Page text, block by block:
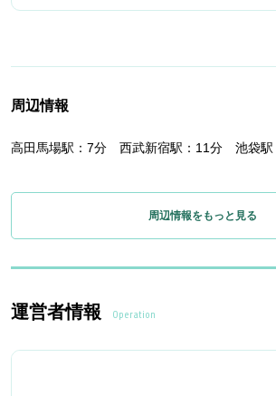
周辺情報
高田馬場駅：7分 西武新宿駅：11分 池袋駅
周辺情報をもっと見る
運営者情報 Operation